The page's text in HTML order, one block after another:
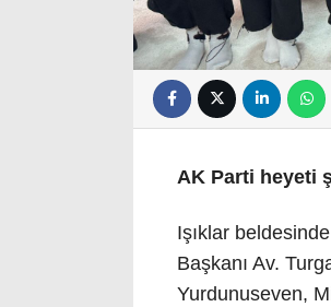
AK Parti heyeti
Işıklar
Başkanı Av.
Yurdunuseven,